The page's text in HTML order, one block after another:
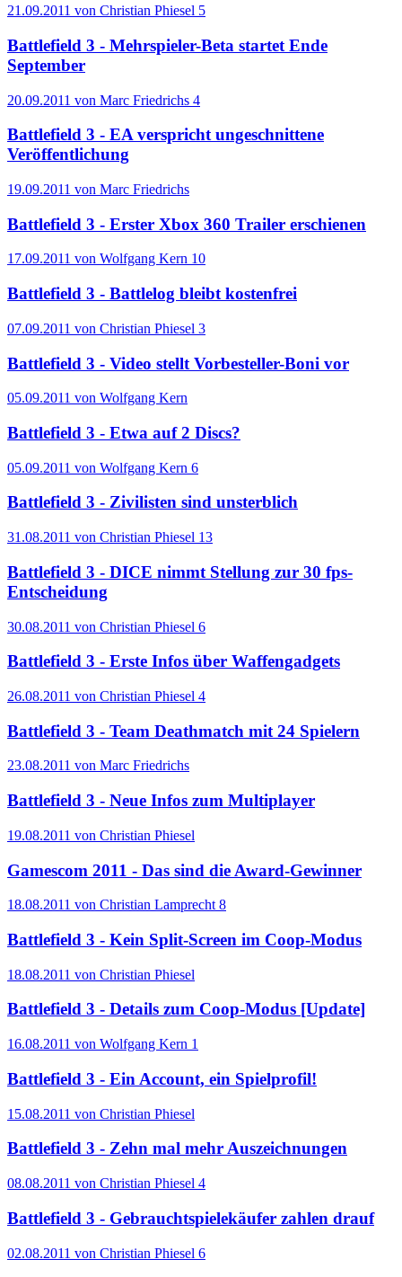
21.09.2011 von Christian Phiesel 5
Battlefield 3 - Mehrspieler-Beta startet Ende
September
20.09.2011 von Marc Friedrichs 4
Battlefield 3 - EA verspricht ungeschnittene
Veröffentlichung
19.09.2011 von Marc Friedrichs
Battlefield 3 - Erster Xbox 360 Trailer erschienen
17.09.2011 von Wolfgang Kern 10
Battlefield 3 - Battlelog bleibt kostenfrei
07.09.2011 von Christian Phiesel 3
Battlefield 3 - Video stellt Vorbesteller-Boni vor
05.09.2011 von Wolfgang Kern
Battlefield 3 - Etwa auf 2 Discs?
05.09.2011 von Wolfgang Kern 6
Battlefield 3 - Zivilisten sind unsterblich
31.08.2011 von Christian Phiesel 13
Battlefield 3 - DICE nimmt Stellung zur 30 fps-
Entscheidung
30.08.2011 von Christian Phiesel 6
Battlefield 3 - Erste Infos über Waffengadgets
26.08.2011 von Christian Phiesel 4
Battlefield 3 - Team Deathmatch mit 24 Spielern
23.08.2011 von Marc Friedrichs
Battlefield 3 - Neue Infos zum Multiplayer
19.08.2011 von Christian Phiesel
Gamescom 2011 - Das sind die Award-Gewinner
18.08.2011 von Christian Lamprecht 8
Battlefield 3 - Kein Split-Screen im Coop-Modus
18.08.2011 von Christian Phiesel
Battlefield 3 - Details zum Coop-Modus [Update]
16.08.2011 von Wolfgang Kern 1
Battlefield 3 - Ein Account, ein Spielprofil!
15.08.2011 von Christian Phiesel
Battlefield 3 - Zehn mal mehr Auszeichnungen
08.08.2011 von Christian Phiesel 4
Battlefield 3 - Gebrauchtspielekäufer zahlen drauf
02.08.2011 von Christian Phiesel 6